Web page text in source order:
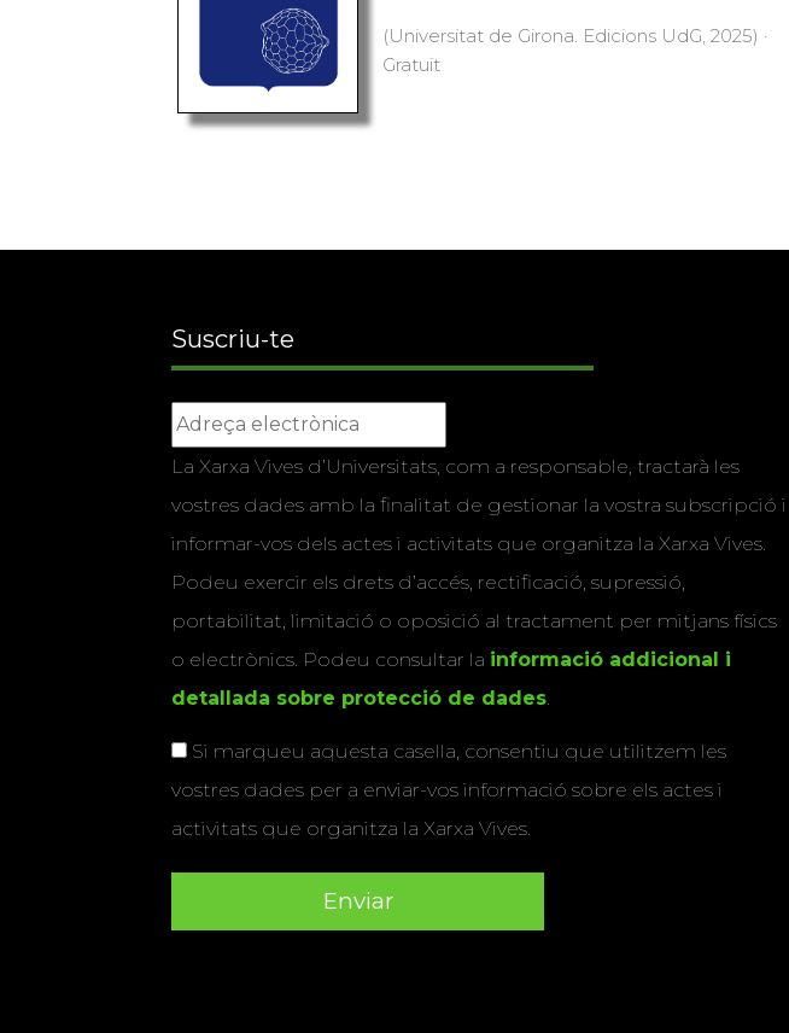
(Universitat de Girona. Edicions UdG, 2025) ·
Gratuït
Suscriu-te
La Xarxa Vives d’Universitats, com a responsable, tractarà les
vostres dades amb la finalitat de gestionar la vostra subscripció i
informar-vos dels actes i activitats que organitza la Xarxa Vives.
Podeu exercir els drets d’accés, rectificació, supressió,
portabilitat, limitació o oposició al tractament per mitjans físics
o electrònics. Podeu consultar la informació addicional i
detallada sobre protecció de dades.
Si marqueu aquesta casella, consentiu que utilitzem les
vostres dades per a enviar-vos informació sobre els actes i
activitats que organitza la Xarxa Vives.